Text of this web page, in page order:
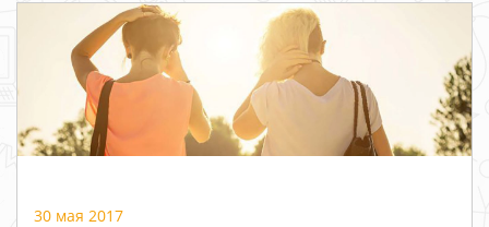
30 мая 2017